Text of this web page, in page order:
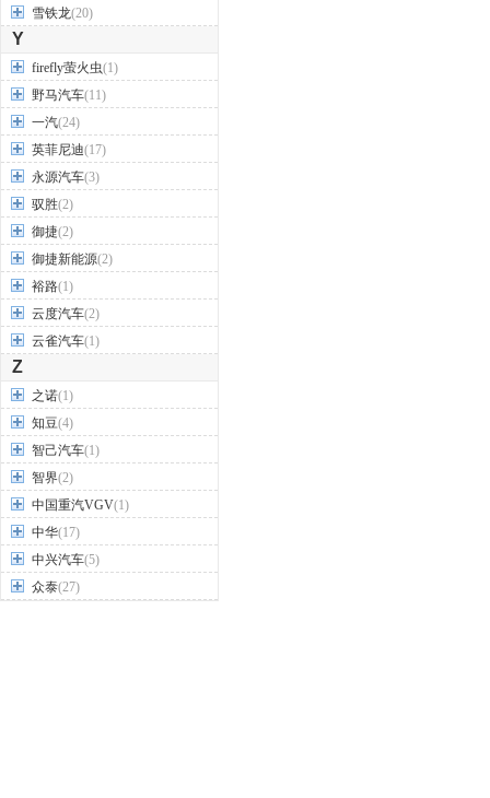
雪铁龙(20)
Y
firefly萤火虫(1)
野马汽车(11)
一汽(24)
英菲尼迪(17)
永源汽车(3)
驭胜(2)
御捷(2)
御捷新能源(2)
裕路(1)
云度汽车(2)
云雀汽车(1)
Z
之诺(1)
知豆(4)
智己汽车(1)
智界(2)
中国重汽VGV(1)
中华(17)
中兴汽车(5)
众泰(27)